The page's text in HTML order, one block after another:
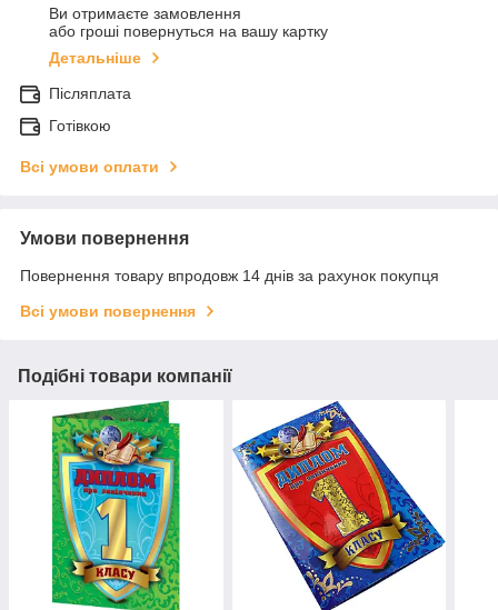
Ви отримаєте замовлення
або гроші повернуться на вашу картку
Детальніше
Післяплата
Готівкою
Всі умови оплати
Умови повернення
Повернення товару впродовж 14 днів за рахунок покупця
Всі умови повернення
Подібні товари компанії